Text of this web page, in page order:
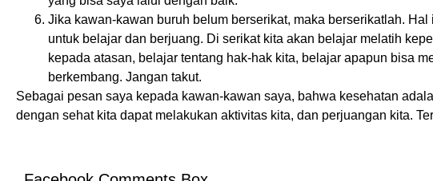
Jika kawan-kawan buruh belum berserikat, maka berserikatlah.
untuk belajar dan berjuang. Di serikat kita akan belajar melatih
kepada atasan, belajar tentang hak-hak kita, belajar apapun bisa
berkembang. Jangan takut.
Sebagai pesan saya kepada kawan-kawan saya, bahwa kesehatan
dengan sehat kita dapat melakukan aktivitas kita, dan perjuangan kita.